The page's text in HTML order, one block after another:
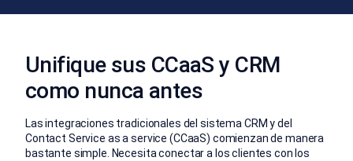
Unifique sus CCaaS y CRM
como nunca antes
Las integraciones tradicionales del sistema CRM y del
Contact Service as a service (CCaaS) comienzan de manera
bastante simple. Necesita conectar a los clientes con los